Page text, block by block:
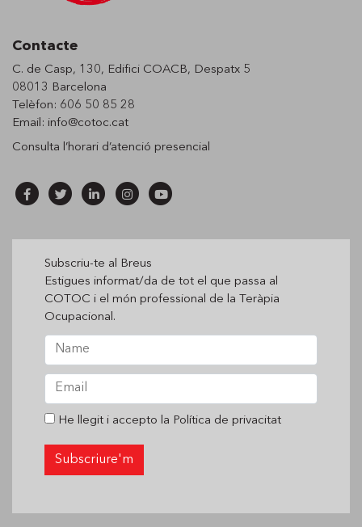
Contacte
C. de Casp, 130, Edifici COACB, Despatx 5
08013 Barcelona
Telèfon: 606 50 85 28
Email: info@cotoc.cat
Consulta l’horari d’atenció presencial
Subscriu-te al Breus
Estigues informat/da de tot el que passa al
COTOC i el món professional de la Teràpia
Ocupacional.
He llegit i accepto la Política de privacitat